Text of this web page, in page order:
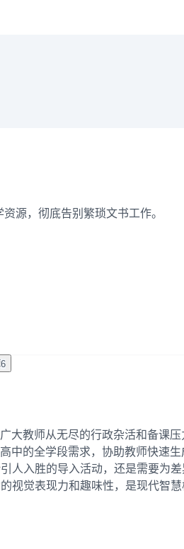
源，彻底告别繁琐文书工作。
6
大教师从无尽的行政杂活和备
中的全学段需求，协助教师快
人入胜的导入活动，还是需要为
视觉表现力和趣味性，是现代智慧